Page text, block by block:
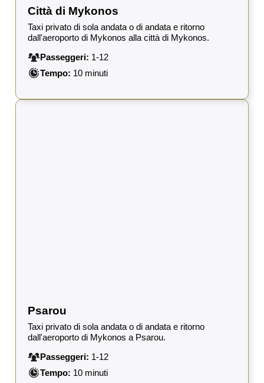
Città di Mykonos
Taxi privato di sola andata o di andata e ritorno
dall'aeroporto di Mykonos alla città di Mykonos.
Passeggeri: 1-12
Tempo: 10 minuti
Psarou
Taxi privato di sola andata o di andata e ritorno
dall'aeroporto di Mykonos a Psarou.
Passeggeri: 1-12
Tempo: 10 minuti